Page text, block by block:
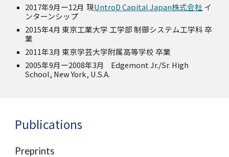
2017年9月ー12月 現UntroD Capital Japan株式会社 イ
ンターンシップ
2015年4月 東京工業大学 工学部 制御システム工学科 卒
業
2011年3月 東京学芸大学附属高等学校 卒業
2005年9月ー2008年3月
Edgemont Jr./Sr. High
School, New York, U.S.A.
Publications
Preprints